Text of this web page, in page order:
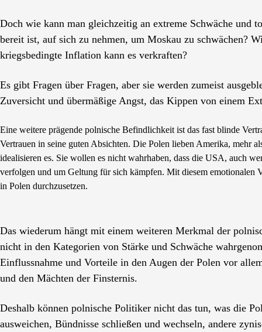
Doch wie kann man gleichzeitig an extreme Schwäche und
bereit ist, auf sich zu nehmen, um Moskau zu schwächen?
kriegsbedingte Inflation kann es verkraften?
Es gibt Fragen über Fragen, aber sie werden zumeist
Zuversicht und übermäßige Angst, das Kippen von einem
Eine weitere prägende polnische Befindlichkeit ist das fast blinde
Vertrauen in seine guten Absichten. Die Polen lieben Amerika, mehr
idealisieren es. Sie wollen es nicht wahrhaben, dass die USA, auch
verfolgen und um Geltung für sich kämpfen. Mit diesem emotionalen
in Polen durchzusetzen.
Das wiederum hängt mit einem weiteren Merkmal der
nicht in den Kategorien von Stärke und Schwäche
Einflussnahme und Vorteile in den Augen der Polen vor
und den Mächten der Finsternis.
Deshalb können polnische Politiker nicht das tun, was die
ausweichen, Bündnisse schließen und wechseln, andere